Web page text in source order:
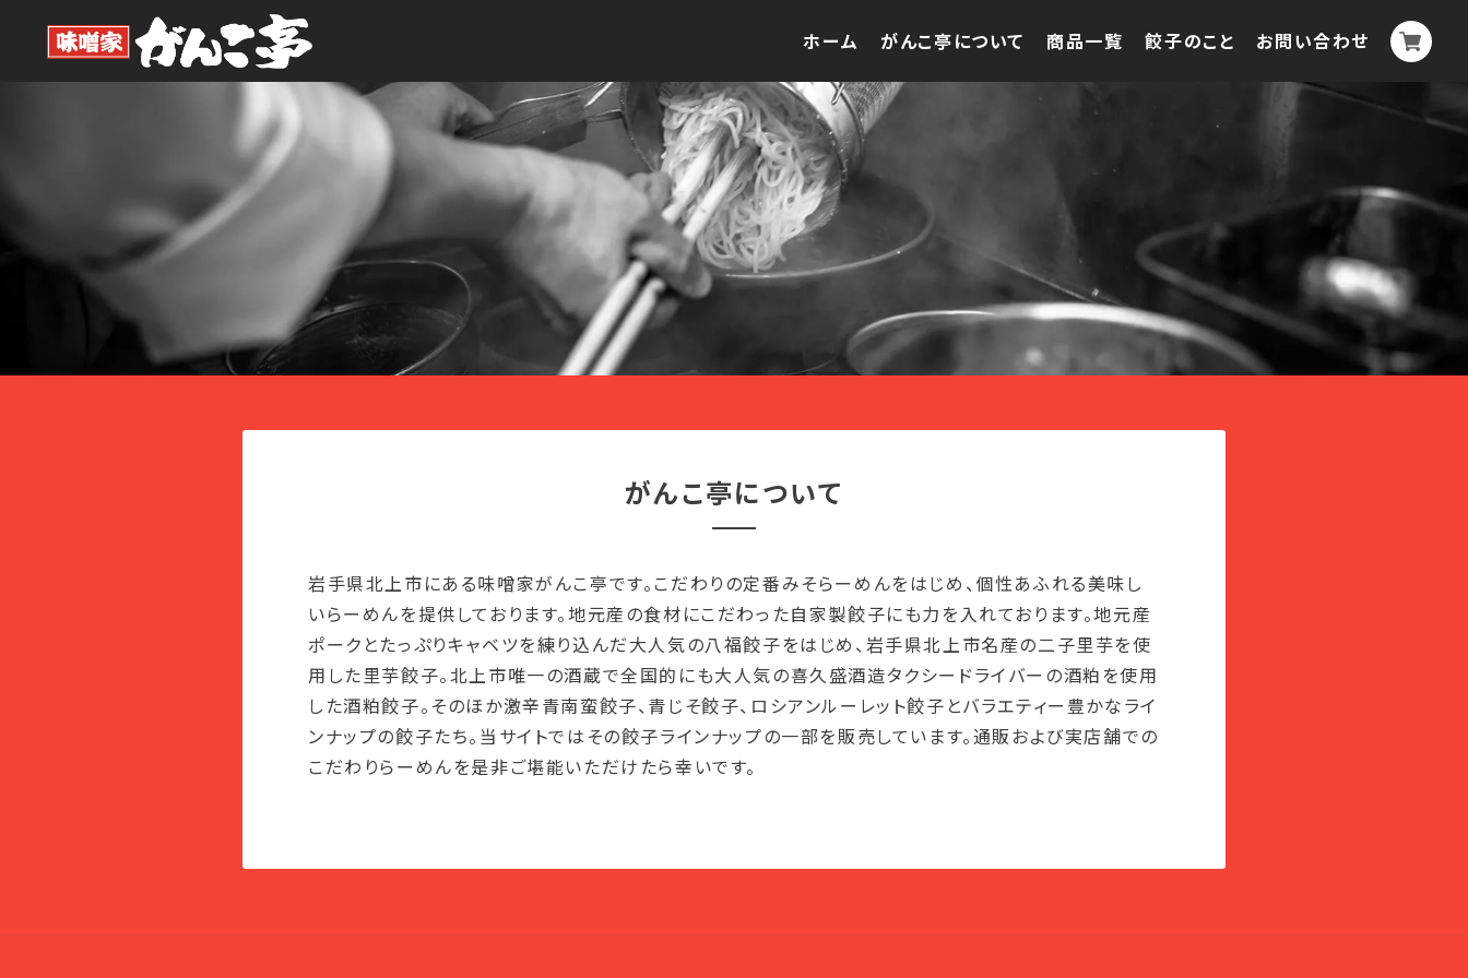
ホーム がんこ亭について 商品一覧 餃子のこと お問い合わせ
がんこ亭について
岩手県北上市にある味噌家がんこ亭です。こだわりの定番みそらーめんをはじめ、個性あふれる美味し
いらーめんを提供しております。地元産の食材にこだわった自家製餃子にも力を入れております。地元産
ポークとたっぷりキャベツを練り込んだ大人気の八福餃子をはじめ、岩手県北上市名産の二子里芋を使
用した里芋餃子。北上市唯一の酒蔵で全国的にも大人気の喜久盛酒造タクシードライバーの酒粕を使用
した酒粕餃子。そのほか激辛青南蛮餃子、青じそ餃子、ロシアンルーレット餃子とバラエティー豊かなライ
ンナップの餃子たち。当サイトではその餃子ラインナップの一部を販売しています。通販および実店舗での
こだわりらーめんを是非ご堪能いただけたら幸いです。